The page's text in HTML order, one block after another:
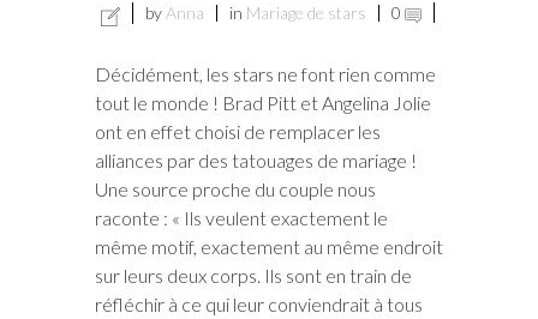
by Anna in Mariage de stars 0
Décidément, les stars ne font rien comme
tout le monde ! Brad Pitt et Angelina Jolie
ont en effet choisi de remplacer les
alliances par des tatouages de mariage !
Une source proche du couple nous
raconte : « Ils veulent exactement le
même motif, exactement au même endroit
sur leurs deux corps. Ils sont en train de
réfléchir à ce qui leur conviendrait à tous